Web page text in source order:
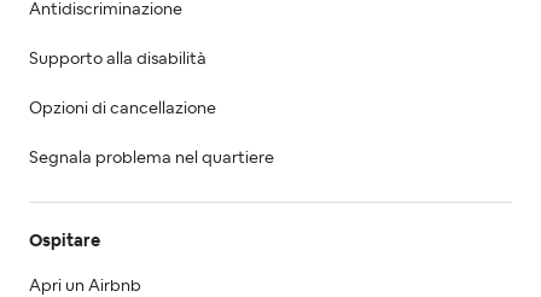
Antidiscriminazione
Supporto alla disabilità
Opzioni di cancellazione
Segnala problema nel quartiere
Ospitare
Apri un Airbnb